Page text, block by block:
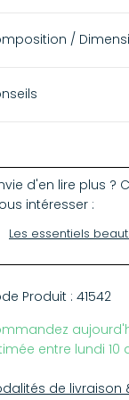
/
10 ml
et blé.
nouvelle
des ongles en
d'en lire plus ?
intéresser :
Les essentiels
Produit : 41542
entre lundi 10
de livraison